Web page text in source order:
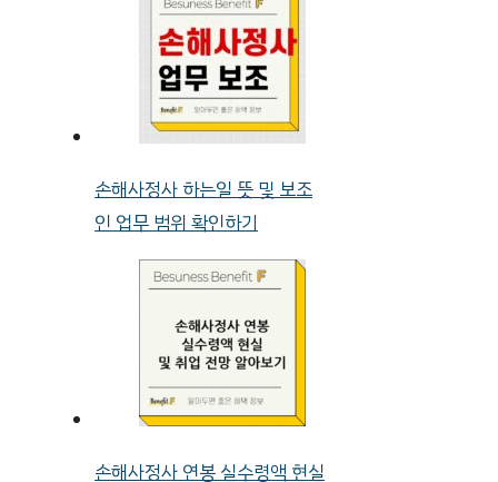
손해사정사 하는일 뜻 및 보조
인 업무 범위 확인하기
손해사정사 연봉 실수령액 현실